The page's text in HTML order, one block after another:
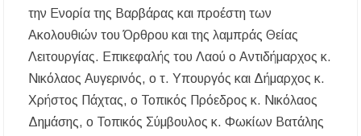
την Ενορία της Βαρβάρας και προέστη των
Ακολουθιών του Όρθρου και της λαμπράς Θείας
Λειτουργίας. Επικεφαλής του Λαού ο Αντιδήμαρχος κ.
Νικόλαος Αυγερινός, ο τ. Υπουργός και Δήμαρχος κ.
Χρήστος Πάχτας, ο Τοπικός Πρόεδρος κ. Νικόλαος
Δημάσης, ο Τοπικός Σύμβουλος κ. Φωκίων Βατάλης